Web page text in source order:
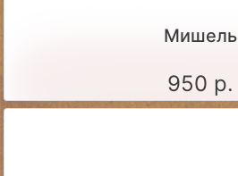
Мишель
950 р.